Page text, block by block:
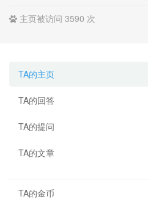
主页被访问 3590 次
TA的主页
TA的回答
TA的提问
TA的文章
TA的金币